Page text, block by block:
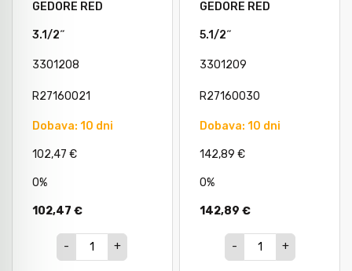
GEDORE RED
3.1/2˝
3301208
R27160021
Dobava: 10 dni
102,47 €
0%
102,47 €
- +
GEDORE RED
5.1/2˝
3301209
R27160030
Dobava: 10 dni
142,89 €
0%
142,89 €
- +